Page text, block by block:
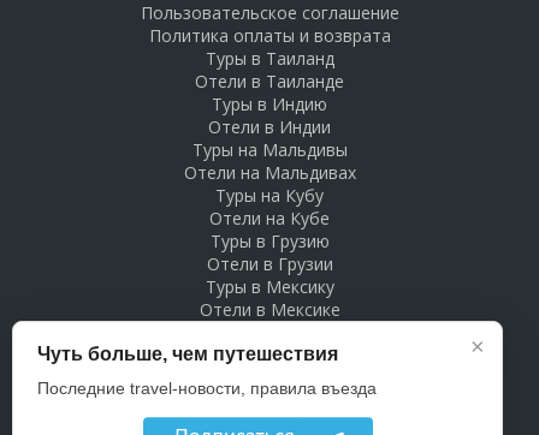
Пользовательское соглашение
Политика оплаты и возврата
Туры в Таиланд
Отели в Таиланде
Туры в Индию
Отели в Индии
Туры на Мальдивы
Отели на Мальдивах
Туры на Кубу
Отели на Кубе
Туры в Грузию
Отели в Грузии
Туры в Мексику
Отели в Мексике
Отели в Доминикане
Отели в Беларуси
Рекламодателям
×
Чуть больше, чем путешествия
Последние travel-новости, правила въезда